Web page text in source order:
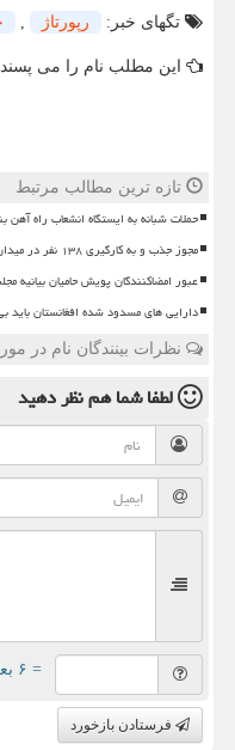
تگهای خبر:
رپورتاژ ,
این مطلب نام را می
تازه ترین مطالب مرتبط
حملات شبانه به ایستگاه انشعاب راه آهن
مجوز جذب و به کارگیری ۱۳۸ نفر در میدان نفتی خشت و کنارتخته صادر شد
عبور امضاکنندگان پویش حامیان بیانیه مجلس
دارایی های مسدود شده افغانستان
نظرات بینندگان نام در
لطفا شما همنظر دهید
= ۶ بعلاوه ۳
فرستادن بازخورد